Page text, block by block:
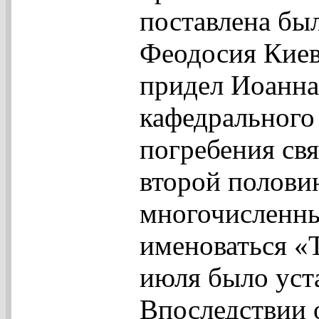
поставлена
Феодосия
придел
погребения
второй
именоваться
июля было
Впоследствии